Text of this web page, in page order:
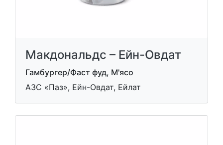
Макдональдс – Ейн-Овдат
Гамбургер/Фаст фуд, М'ясо
АЗС «Паз», Ейн-Овдат, Ейлат